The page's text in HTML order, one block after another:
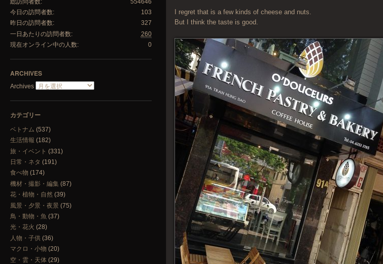
103
今日の訪問者数:
327
昨日の訪問者数:
260
一日あたりの訪問者数:
0
現在オンライン中の人数:
ARCHIVES
Archives
カテゴリー
ベトナム (537)
生活情報 (182)
旅・イベント (331)
日常・ネタ (191)
食べ物 (174)
機材・撮影・編集(87)
花・植物・自然(39)
風景・夕景・夜景 (75)
鳥・動物・魚 (37)
光・花火 (28)
人物・子供(36)
マクロ・小物 (20)
空・雲・天体 (29)
I regret that is a few kinds of cheese and nuts.
But I think the taste is good.